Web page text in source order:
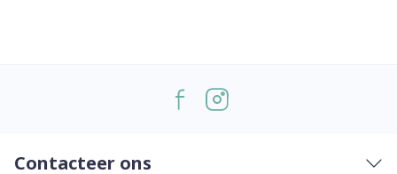
Contacteer ons